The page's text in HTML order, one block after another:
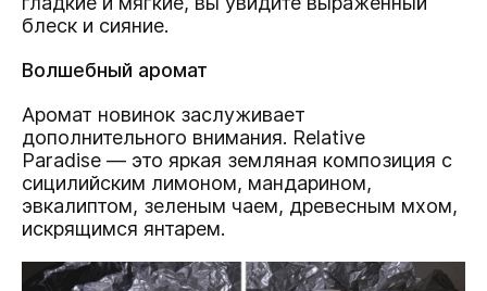
блеск и сияние.
Волшебный аромат
Аромат новинок заслуживает
дополнительного внимания. Relative
Paradise — это яркая земляная композиция с
сицилийским лимоном, мандарином,
эвкалиптом, зеленым чаем, древесным мхом,
искрящимся янтарем.